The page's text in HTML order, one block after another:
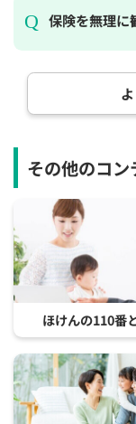
保険を無理に
その他のコン
ほけんの110番